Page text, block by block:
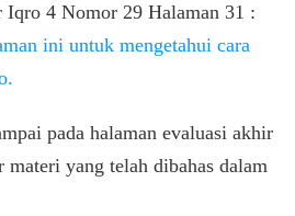
Iqro 4 Nomor 29 Halaman 31 :
ini untuk mengetahui cara
pada halaman evaluasi akhir
yang telah dibahas dalam